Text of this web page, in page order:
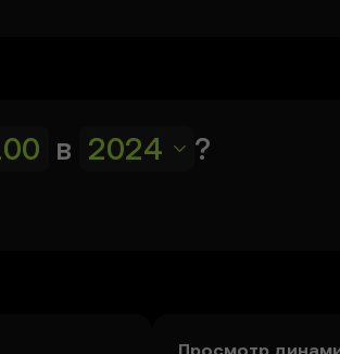
в 2024 ?